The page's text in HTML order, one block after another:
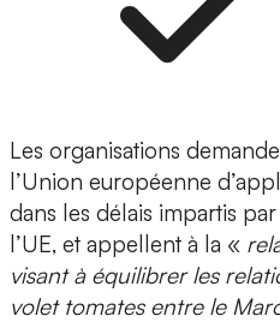
Les organisations
l’Union européenne
dans les délais impartis
l’UE, et appellent à la «
visant à équilibrer les
volet tomates entre le